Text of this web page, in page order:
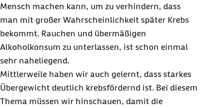
Mensch machen kann, um zu verhindern, dass
man mit großer Wahrscheinlichkeit später Krebs
bekommt. Rauchen und übermäßigen
Alkoholkonsum zu unterlassen, ist schon einmal
sehr naheliegend.
Mittlerweile haben wir auch gelernt, dass starkes
Übergewicht deutlich krebsfördernd ist. Bei diesem
Thema müssen wir hinschauen, damit die